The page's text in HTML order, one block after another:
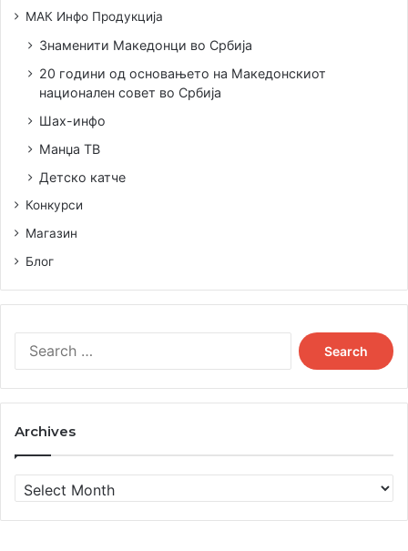
МАК Инфо Продукција
Знаменити Македонци во Србија
20 години од основањето на Македонскиот
национален совет во Србија
Шах-инфо
Манџа ТВ
Детско катче
Конкурси
Магазин
Блог
Search
for:
Archives
Archives